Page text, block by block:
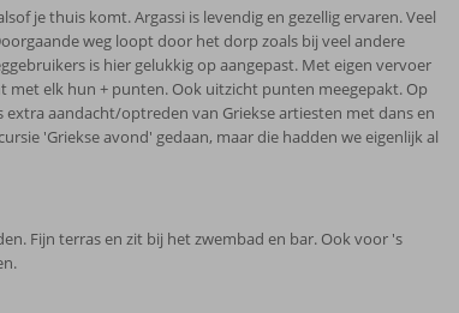
je thuis komt. Argassi is levendig en gezellig ervaren. Veel
weg loopt door het dorp zoals bij veel andere
is hier gelukkig op aangepast. Met eigen vervoer
met elk hun + punten. Ook uitzicht punten meegepakt. Op
extra aandacht/optreden van Griekse artiesten met dans en
'Griekse avond' gedaan, maar die hadden we eigenlijk al
Fijn terras en zit bij het zwembad en bar. Ook voor 's